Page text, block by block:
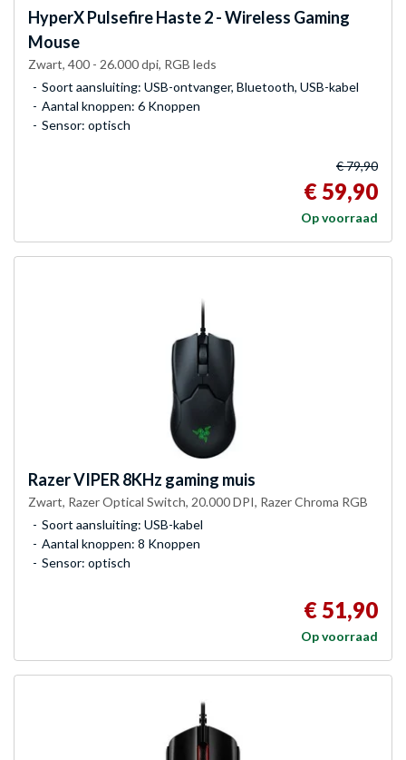
HyperXPulsefire Haste 2 - Wireless Gaming
Mouse
Zwart, 400 - 26.000 dpi, RGB leds
Soort aansluiting: USB-ontvanger, Bluetooth, USB-kabel
Aantal knoppen: 6 Knoppen
Sensor: optisch
€ 79,90
€ 59,90
Op voorraad
RazerVIPER 8KHz gaming muis
Zwart, Razer Optical Switch, 20.000 DPI, Razer Chroma RGB
Soort aansluiting: USB-kabel
Aantal knoppen: 8 Knoppen
Sensor: optisch
€ 51,90
Op voorraad